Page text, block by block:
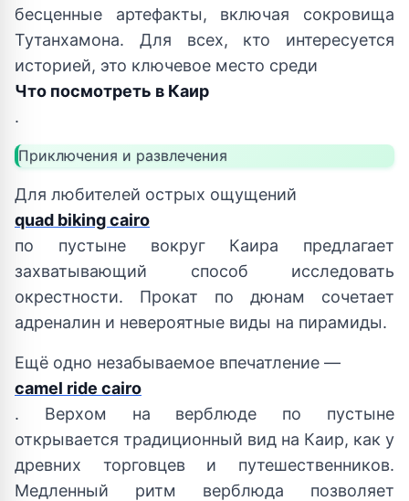
бесценные артефакты, включая сокровища
Тутанхамона. Для всех, кто интересуется
историей, это ключевое место среди
Что посмотреть в Каир
.
Приключения и развлечения
Для любителей острых ощущений
quad biking cairo
по пустыне вокруг Каира предлагает
захватывающий способ исследовать
окрестности. Прокат по дюнам сочетает
адреналин и невероятные виды на пирамиды.
Ещё одно незабываемое впечатление —
camel ride cairo
. Верхом на верблюде по пустыне
открывается традиционный вид на Каир, как у
древних торговцев и путешественников.
Медленный ритм верблюда позволяет